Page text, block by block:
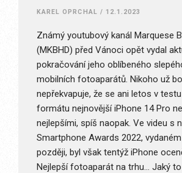
KAREL OPRCHAL / 12.1.2023
Známý youtubový kanál Marquese
(MKBHD) před Vánoci opět vydal
pokračování jeho oblíbeného
mobilních fotoaparátů. Nikoho už
nepřekvapuje, že se ani letos v
formátu nejnovější iPhone 14 Pro
nejlepšími, spíš naopak. Ve videu s
Smartphone Awards 2022,
později, byl však tentýž iPhone
Nejlepší fotoaparát na trhu… Jaký